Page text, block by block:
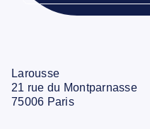
Larousse
21 rue du Montparnasse
75006 Paris